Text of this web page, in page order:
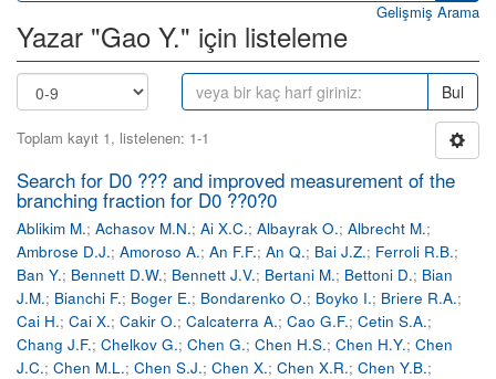
Gelişmiş Arama
Yazar "Gao Y." için listeleme
Bul
Toplam kayıt 1, listelenen: 1-1
Search for D0 ??? and improved measurement of the
branching fraction for D0 ??0?0
Ablikim M.; Achasov M.N.; Ai X.C.; Albayrak O.; Albrecht M.;
Ambrose D.J.; Amoroso A.; An F.F.; An Q.; Bai J.Z.; Ferroli R.B.;
Ban Y.; Bennett D.W.; Bennett J.V.; Bertani M.; Bettoni D.; Bian
J.M.; Bianchi F.; Boger E.; Bondarenko O.; Boyko I.; Briere R.A.;
Cai H.; Cai X.; Cakir O.; Calcaterra A.; Cao G.F.; Cetin S.A.;
Chang J.F.; Chelkov G.; Chen G.; Chen H.S.; Chen H.Y.; Chen
J.C.; Chen M.L.; Chen S.J.; Chen X.; Chen X.R.; Chen Y.B.;